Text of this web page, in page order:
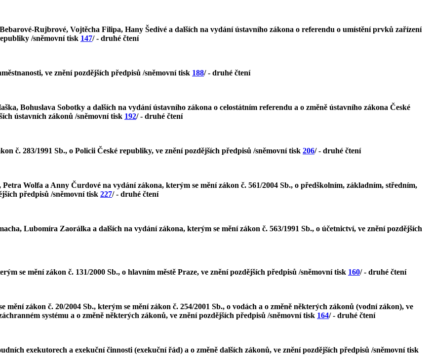
Rujbrové, Vojtěcha Filipa, Hany Šedivé a dalších na vydání ústavního zákona o referendu o umístění prvků zařízení
/sněmovní tisk 147/ - druhé čtení
ve znění pozdějších předpisů /sněmovní tisk 188/ - druhé čtení
Bohuslava Sobotky a dalších na vydání ústavního zákona o celostátním referendu a o změně ústavního zákona České
ústavních zákonů /sněmovní tisk 192/ - druhé čtení
č. 283/1991 Sb., o Policii České republiky, ve znění pozdějších předpisů /sněmovní tisk 206/ - druhé čtení
Wolfa a Anny Čurdové na vydání zákona, kterým se mění zákon č. 561/2004 Sb., o předškolním, základním, středním,
předpisů /sněmovní tisk 227/ - druhé čtení
Lubomíra Zaorálka a dalších na vydání zákona, kterým se mění zákon č. 563/1991 Sb., o účetnictví, ve znění pozdějších
se mění zákon č. 131/2000 Sb., o hlavním městě Praze, ve znění pozdějších předpisů /sněmovní tisk 160/ - druhé čtení
zákon č. 20/2004 Sb., kterým se mění zákon č. 254/2001 Sb., o vodách a o změně některých zákonů (vodní zákon), ve
systému a o změně některých zákonů, ve znění pozdějších předpisů /sněmovní tisk 164/ - druhé čtení
exekutorech a exekuční činnosti (exekuční řád) a o změně dalších zákonů, ve znění pozdějších předpisů /sněmovní tisk